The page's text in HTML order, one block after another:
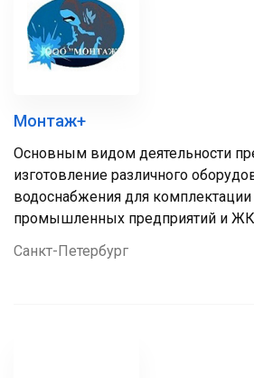
Монтаж+
Основным видом деятельности
изготовление различного
водоснабжения для комплектации
промышленных предприятий и
Санкт-Петербург